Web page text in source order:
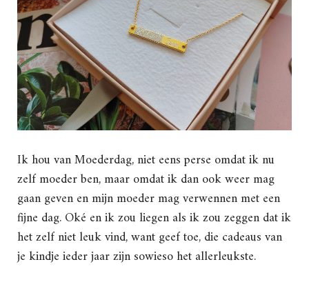
Ik hou van Moederdag, niet eens perse omdat ik nu
zelf moeder ben, maar omdat ik dan ook weer mag
gaan geven en mijn moeder mag verwennen met een
fijne dag. Oké en ik zou liegen als ik zou zeggen dat ik
het zelf niet leuk vind, want geef toe, die cadeaus van
je kindje ieder jaar zijn sowieso het allerleukste.